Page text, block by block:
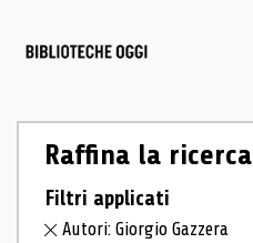
Raffina la ricerca
Filtri applicati
Autori: Giorgio Gazzera